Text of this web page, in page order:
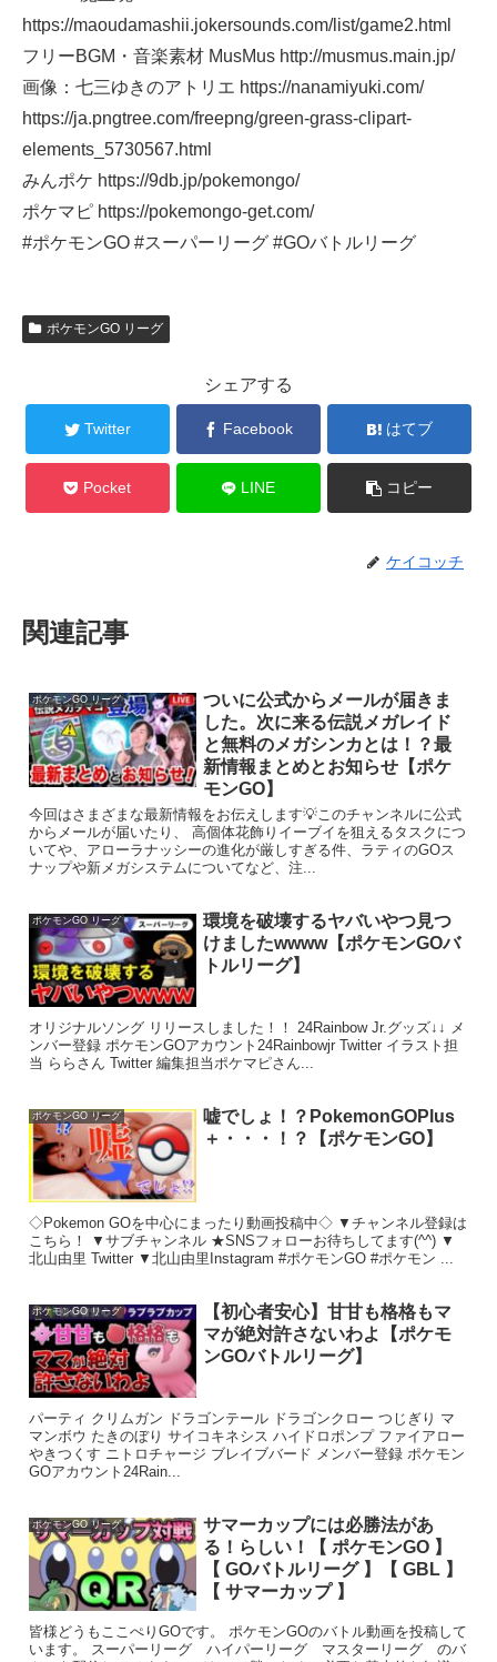
https://maoudamashii.jokersounds.com/list/game2.html
フリーBGM・音楽素材 MusMus http://musmus.main.jp/
画像：七三ゆきのアトリエ https://nanamiyuki.com/
https://ja.pngtree.com/freepng/green-grass-clipart-
elements_5730567.html
みんポケ https://9db.jp/pokemongo/
ポケマピ https://pokemongo-get.com/
#ポケモンGO #スーパーリーグ #GOバトルリーグ
ポケモンGO リーグ
シェアする
Twitter Facebook はてブ
Pocket LINE コピー
ケイコッチ
関連記事
ポケモンGO リーグ
ついに公式からメールが届きま
した。次に来る伝説メガレイド
と無料のメガシンカとは！？最
新情報まとめとお知らせ【ポケ
モンGO】
今回はさまざまな最新情報をお伝えします💡このチャンネルに公式
からメールが届いたり、 高個体花飾りイーブイを狙えるタスクにつ
いてや、アローラナッシーの進化が厳しすぎる件、ラティのGOス
ナップや新メガシステムについてなど、注...
ポケモンGO リーグ
環境を破壊するヤバいやつ見つ
けましたwwww【ポケモンGOバ
トルリーグ】
オリジナルソング リリースしました！！ 24Rainbow Jr.グッズ↓↓ メ
ンバー登録 ポケモンGOアカウント24Rainbowjr Twitter イラスト担
当 ららさん Twitter 編集担当ポケマピさん...
ポケモンGO リーグ
嘘でしょ！？PokemonGOPlus
＋・・・！？【ポケモンGO】
◇Pokemon GOを中心にまったり動画投稿中◇ ▼チャンネル登録は
こちら！ ▼サブチャンネル ★SNSフォローお待ちしてます(^^) ▼
北山由里 Twitter ▼北山由里Instagram #ポケモンGO #ポケモン ...
ポケモンGO リーグ
【初心者安心】甘甘も格格もマ
マが絶対許さないわよ【ポケモ
ンGOバトルリーグ】
パーティ クリムガン ドラゴンテール ドラゴンクロー つじぎり マ
マンボウ たきのぼり サイコキネシス ハイドロポンプ ファイアロー
やきつくす ニトロチャージ ブレイブバード メンバー登録 ポケモン
GOアカウント24Rain...
ポケモンGO リーグ
サマーカップには必勝法があ
る！らしい！【 ポケモンGO 】
【 GOバトルリーグ 】【 GBL 】
【 サマーカップ 】
皆様どうもここぺりGOです。 ポケモンGOのバトル動画を投稿して
います。 スーパーリーグ ハイパーリーグ マスターリーグ のバ